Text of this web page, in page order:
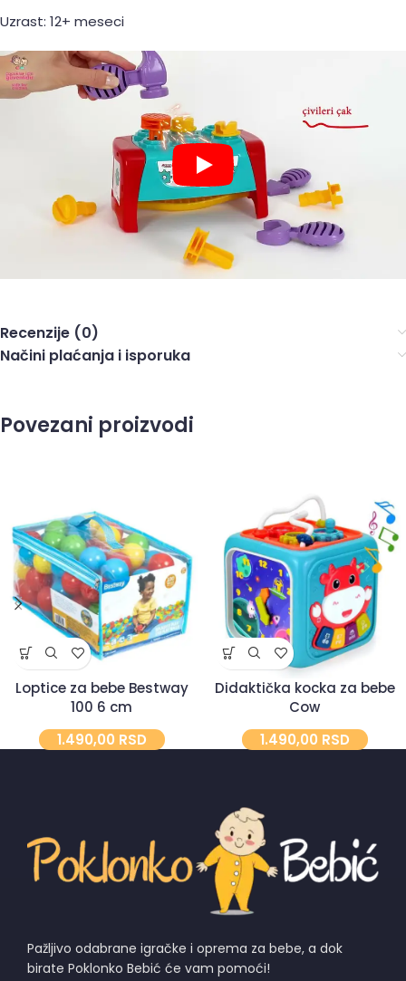
Uzrast: 12+ meseci
Recenzije (0)
Načini plaćanja i isporuka
Povezani proizvodi
Loptice za bebe Bestway
100 6 cm
1.490,00 RSD
Didaktička kocka za bebe
Cow
1.490,00 RSD
Pažljivo odabrane igračke i oprema za bebe, a dok
birate Poklonko Bebić će vam pomoći!